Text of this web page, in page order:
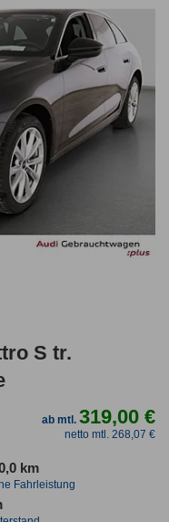
S tr.
ab mtl.319,00 €
netto mtl. 268,07 €
km
Fahrleistung